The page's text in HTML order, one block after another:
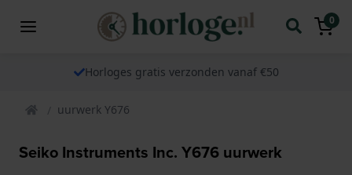
0
Horloges gratis verzonden vanaf €50
uurwerk Y676
Seiko Instruments Inc. Y676 uurwerk